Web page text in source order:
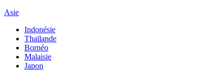
Asie
Indonésie
Thaïlande
Bornéo
Malaisie
Japon